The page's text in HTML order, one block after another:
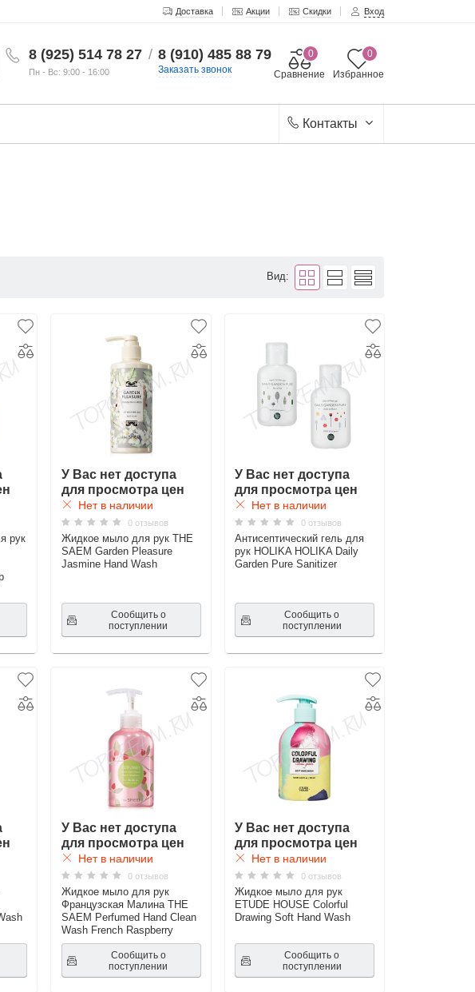
Доставка Акции Скидки Вход
8 (925) 514 78 27
Пн - Вс: 9:00 - 16:00
/ 8 (910) 485 88 79
Заказать звонок Избранное
0
Сравнение
0
Контакты
Вид:
рук
У Вас нет доступа
для просмотра цен
Нет в наличии
0 отзывов
Жидкое мыло для рук THE
SAEM Garden Pleasure
Jasmine Hand Wash
Сообщить о
поступлении
У Вас нет доступа
для просмотра цен
Нет в наличии
0 отзывов
Антисептический гель для
рук HOLIKA HOLIKA Daily
Garden Pure Sanitizer
Сообщить о
поступлении
У Вас нет доступа
для просмотра цен
Нет в наличии
0 отзывов
Жидкое мыло для рук
Французская Малина THE
SAEM Perfumed Hand Clean
Wash French Raspberry
Сообщить о
поступлении
У Вас нет доступа
для просмотра цен
Нет в наличии
0 отзывов
Жидкое мыло для рук
ETUDE HOUSE Colorful
Drawing Soft Hand Wash
Сообщить о
поступлении